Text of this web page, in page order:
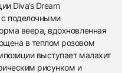
Diva’s Dream
с поделочными
веера, вдохновленная
в теплом розовом
выступает малахит
рисунком и